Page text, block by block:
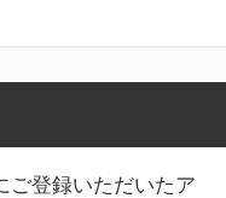
ご登録いただいたア